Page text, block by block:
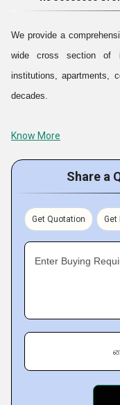
மற்றும் அவற்றின்
We provide a
wide cross section of
institutions, apartments,
decades.
Backed by highly
organizations. Our
reliability, trouble free
and corrosion resistant
We aspire to scale
customers.
Know More
Share a
Get Quotation Get
Enter Buying